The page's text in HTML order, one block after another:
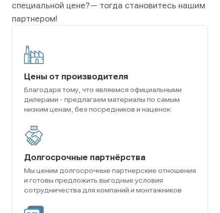
специальной цене?— тогда становитесь нашим
партнером!
Цены от производителя
Благодаря тому, что являемся официальными
дилерами - предлагаем материалы по самым
низким ценам, без посредников и наценок
Долгосрочные партнёрства
Мы ценим долгосрочные партнерские отношения
и готовы предложить выгодные условия
сотрудничества для компаний и монтажников